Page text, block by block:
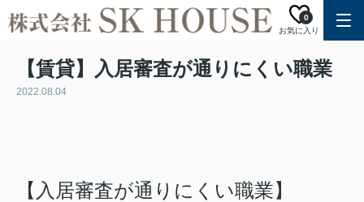
お気に入り
0
【賃貸】入居審査が通りにくい職業
2022.08.04
【入居審査が通りにくい職業】